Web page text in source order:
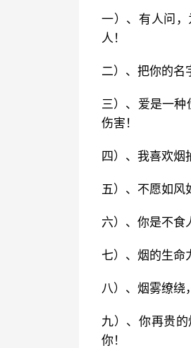
一）、有人问
人！
二）、把你的名
三）、爱是一种
伤害！
四）、我喜欢烟
五）、不愿如风
六）、你是不食
七）、烟的生命
八）、烟雾缭绕
九）、你再贵
你！